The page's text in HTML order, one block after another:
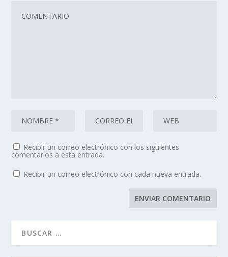
Recibir un correo electrónico con los siguientes
comentarios a esta entrada.
Recibir un correo electrónico con cada nueva entrada.